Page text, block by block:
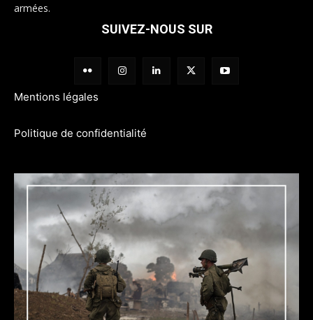
armées.
SUIVEZ-NOUS SUR
Mentions légales
Politique de confidentialité